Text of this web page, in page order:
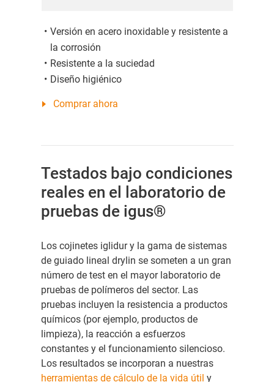
Versión en acero inoxidable y resistente a
la corrosión
Resistente a la suciedad
Diseño higiénico
Comprar ahora
Testados bajo condiciones
reales en el laboratorio de
pruebas de igus®
Los cojinetes iglidur y la gama de sistemas
de guiado lineal drylin se someten a un gran
número de test en el mayor laboratorio de
pruebas de polímeros del sector. Las
pruebas incluyen la resistencia a productos
químicos (por ejemplo, productos de
limpieza), la reacción a esfuerzos
constantes y el funcionamiento silencioso.
Los resultados se incorporan a nuestras
herramientas de cálculo de la vida útil y